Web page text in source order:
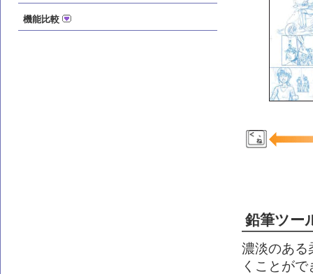
機能比較
鉛筆ツー
濃淡のある
くことが